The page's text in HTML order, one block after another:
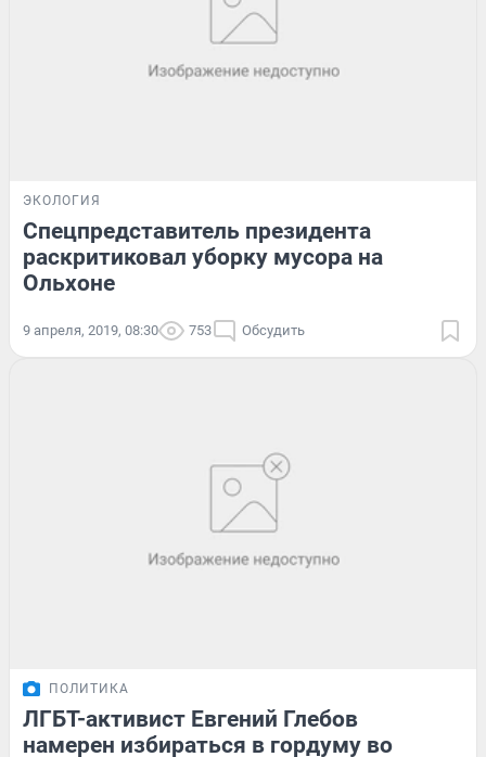
ЭКОЛОГИЯ
Спецпредставитель президента
раскритиковал уборку мусора на
Ольхоне
9 апреля, 2019, 08:30 753 Обсудить
ПОЛИТИКА
ЛГБТ-активист Евгений Глебов
намерен избираться в гордуму во